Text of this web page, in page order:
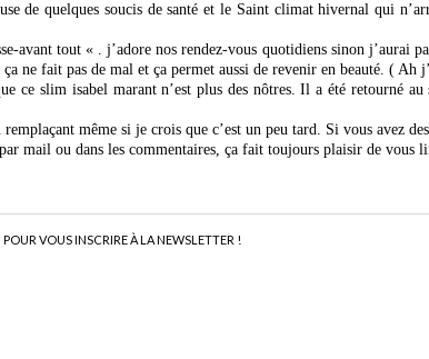
de quelques soucis de santé et le Saint climat hivernal qui
avant tout « . j’adore nos rendez-vous quotidiens sinon j’aurai
ne fait pas de mal et ça permet aussi de revenir en beauté. ( Ah
ce slim isabel marant n’est plus des nôtres. Il a été retourné au
même si je crois que c’est un peu tard. Si vous avez
mail ou dans les commentaires, ça fait toujours plaisir de vous
VOUS INSCRIRE À LA NEWSLETTER !